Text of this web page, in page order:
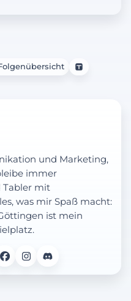
und Marketing,
immer
Tabler mit
was mir Spaß macht:
ist mein